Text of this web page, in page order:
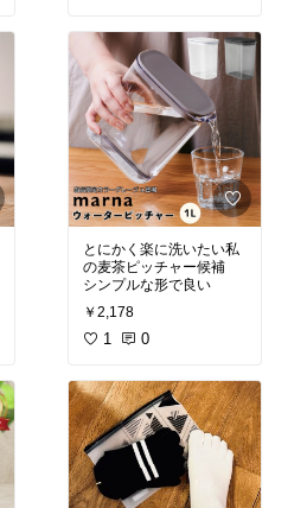
って
可愛いのでもう1枚欲し
くなりました。
#オリジナル写真 #買って
よかった
#キッチンの相
棒 #ずっと欲しかった #
あったら便利
とにかく楽に洗いたい私
の麦茶ピッチャー候補
シンプルな形で良い
￥2,178
1 0